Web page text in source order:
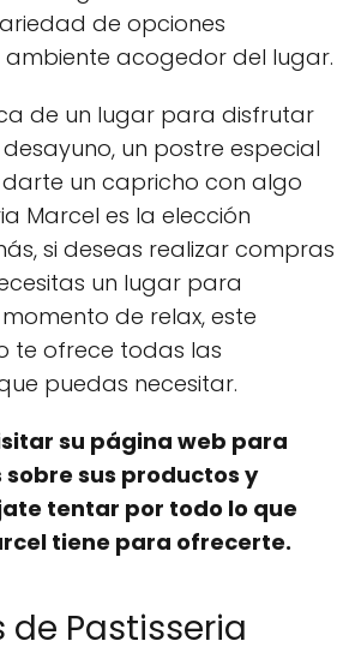
de opciones
ambiente acogedor del lugar.
de un lugar para disfrutar
un postre especial
un capricho con algo
Marcel es la elección
si deseas realizar compras
un lugar para
de relax, este
te ofrece todas las
puedas necesitar.
su página web para
sus productos y
tentar por todo lo que
tiene para ofrecerte.
de Pastisseria